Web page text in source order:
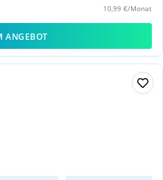
10,99 €/Monat
ANGEBOT